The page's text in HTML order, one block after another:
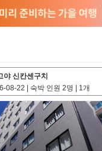
야 신칸센구치
08-22 | 숙박 인원 2명 | 1개